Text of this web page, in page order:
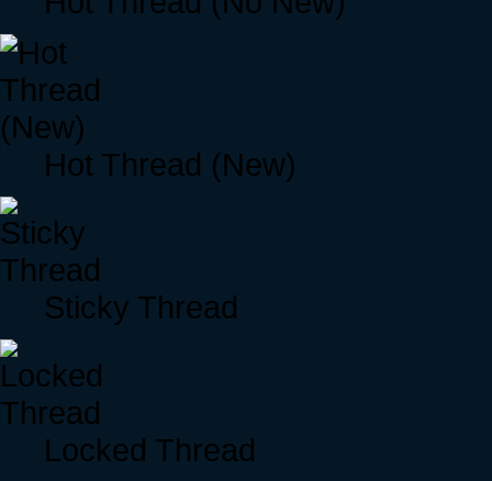
Hot Thread (New)
Sticky Thread
Locked Thread